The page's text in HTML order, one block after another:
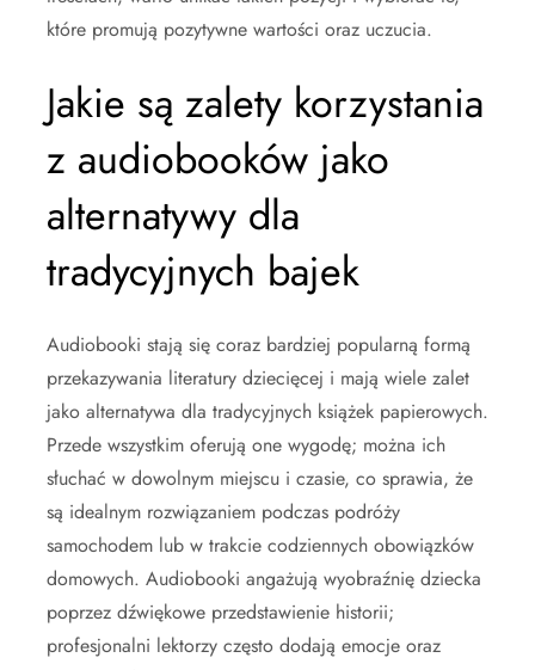
które promują pozytywne wartości oraz uczucia.
Jakie są zalety korzystania
z audiobooków jako
alternatywy dla
tradycyjnych bajek
Audiobooki stają się coraz bardziej popularną formą
przekazywania literatury dziecięcej i mają wiele zalet
jako alternatywa dla tradycyjnych książek papierowych.
Przede wszystkim oferują one wygodę; można ich
słuchać w dowolnym miejscu i czasie, co sprawia, że
są idealnym rozwiązaniem podczas podróży
samochodem lub w trakcie codziennych obowiązków
domowych. Audiobooki angażują wyobraźnię dziecka
poprzez dźwiękowe przedstawienie historii;
profesjonalni lektorzy często dodają emocje oraz